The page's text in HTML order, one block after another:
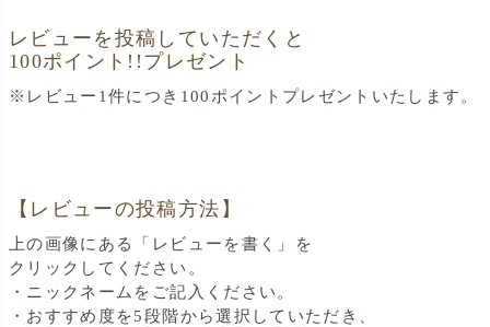
レビューを投稿していただくと
100ポイント!!プレゼント
※レビュー1件につき100ポイントプレゼントいたします。
【レビューの投稿方法】
上の画像にある「レビューを書く」を
クリックしてください。
・ニックネームをご記入ください。
・おすすめ度を5段階から選択していただき、